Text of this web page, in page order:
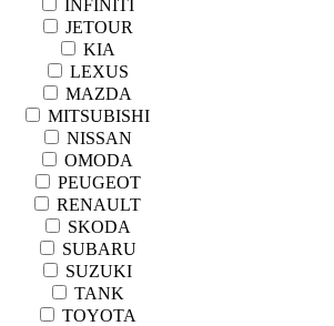
INFINITI
JETOUR
KIA
LEXUS
MAZDA
MITSUBISHI
NISSAN
OMODA
PEUGEOT
RENAULT
SKODA
SUBARU
SUZUKI
TANK
TOYOTA